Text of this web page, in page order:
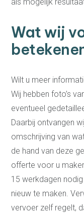
als mogelijk
Wat wij
Wilt u meer
Wij hebben foto’s
eventueel
Daarbij ontvangen
omschrijving van
de hand van deze
offerte voor u
15 werkdagen
nieuw te maken.
vervoer zelf regelt,